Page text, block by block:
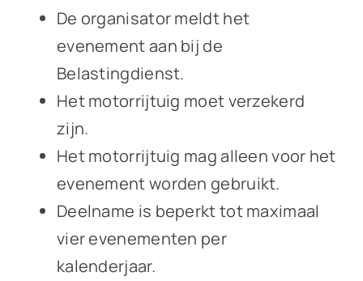
De organisator meldt het
evenement aan bij de
Belastingdienst.
Het motorrijtuig moet verzekerd
zijn.
Het motorrijtuig mag alleen voor het
evenement worden gebruikt.
Deelname is beperkt tot maximaal
vier evenementen per
kalenderjaar.